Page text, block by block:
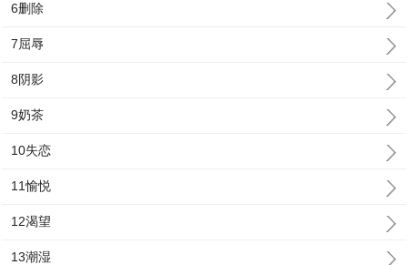
6删除
7屈辱
8阴影
9奶茶
10失恋
11愉悦
12渴望
13潮湿